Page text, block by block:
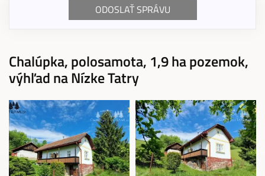
Chalúpka, polosamota, 1,9 ha pozemok,
výhľad na Nízke Tatry